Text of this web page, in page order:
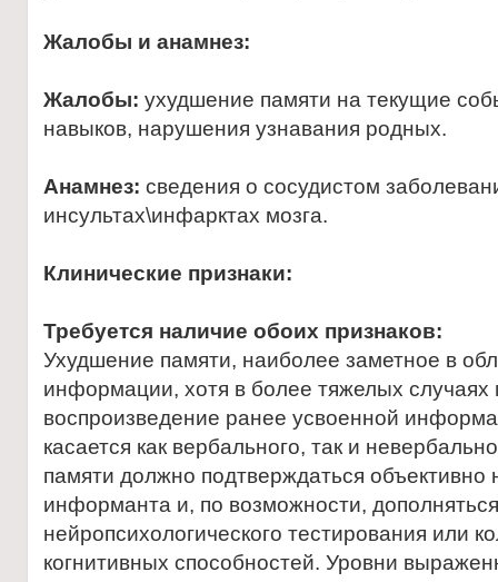
Жалобы и анамнез:
Жалобы: ухудшение памяти на текущие
навыков, нарушения узнавания родных.
Анамнез: сведения о сосудистом
инсультах\инфарктах мозга.
Клинические признаки:
Требуется наличие обоих признаков:
Ухудшение памяти, наиболее заметное в
информации, хотя в более тяжелых
воспроизведение ранее усвоенной
касается как вербального, так и
памяти должно подтверждаться
информанта и, по возможности,
нейропсихологического тестирования или
когнитивных способностей. Уровни